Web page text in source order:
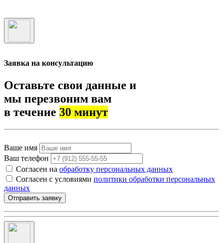
Заявка на консультацию
Оставьте свои данные и
мы перезвоним вам
в течение 30 минут
Ваше имя
Ваш телефон
Согласен на обработку персональных данных
Согласен с условиями политики обработки персональных
данных
Отправить заявку